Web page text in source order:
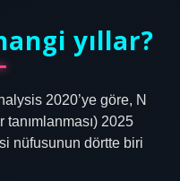
yıllar?
2020’ye göre, N
tanımlanması) 2025
nüfusunun dörtte biri